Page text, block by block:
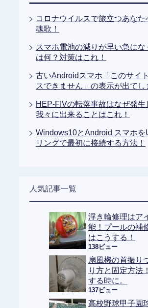
コロナウイルスで旅立つあなた
魂歌！
スマホ電池の減りが早い急にな
は何？対策はこれ！
古いAndroidスマホ「このサイ
スできません」の表示が出てし
HEP-FIVの転落事故はなぜ発生
我々に出来ることはこれ！
Windows10とAndroid スマホを
リングで最初に接続する方法！
人気記事一覧
浮き輪修理はア
能！プールの補
はこうする！
138ビュー
扇風機の首振り
り方と固定方法
する時に。
137ビュー
高校野球甲子園